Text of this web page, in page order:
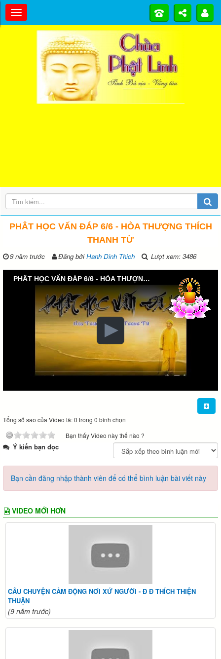
PHÂT HỌC VẤN ĐÁP 6/6 - HÒA THƯỢNG THÍCH
THANH TỪ
9 năm trước Đăng bởiHanh Dinh Thich Lượt xem: 3486
PHÂT HỌC VẤN ĐÁP 6/6 - HÒA THƯỢNG THÍCH THANH TỪ
Tổng số sao của Video là: 0 trong 0 bình chọn
Bạn thấy Video này thế nào ?
Ý kiến bạn đọc
Bạn cần đăng nhập thành viên để có thể bình luận bài viết này
VIDEO MỚI HƠN
CÂU CHUYỆN CẢM ĐỘNG NƠI XỨ NGƯỜI - Đ Đ THÍCH THIỆN
THUẬN
(9 năm trước)